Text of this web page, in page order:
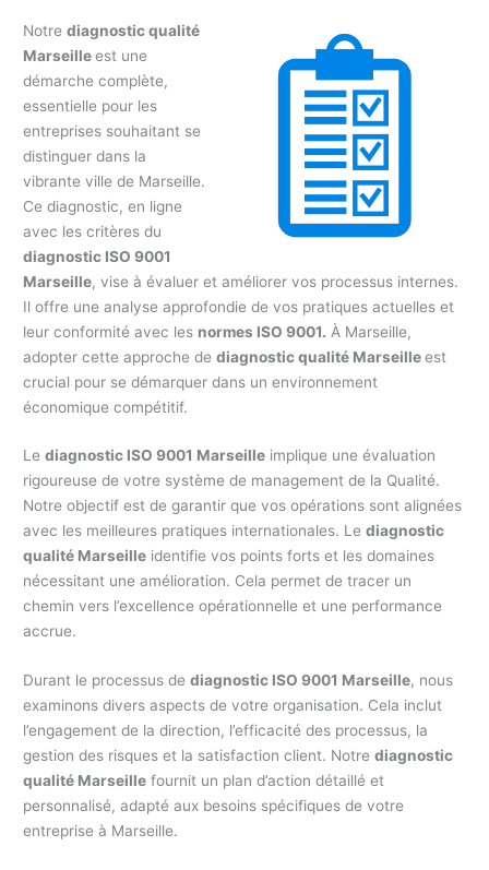
Notrediagnostic qualité
Marseilleest une
démarche complète,
essentielle pour les
entreprises souhaitant se
distinguer dans la
vibrante ville de Marseille.
Ce diagnostic, en ligne
avec les critères du
diagnostic ISO 9001
Marseille, vise à évaluer et améliorer vos processus internes.
Il offre une analyse approfondie de vos pratiques actuelles et
leur conformité avec les normes ISO 9001. À Marseille,
adopter cette approche dediagnostic qualité Marseilleest
crucial pour se démarquer dans un environnement
économique compétitif.
Lediagnostic ISO 9001 Marseille implique une évaluation
rigoureuse de votre système de management de la Qualité.
Notre objectif est de garantir que vos opérations sont alignées
avec les meilleures pratiques internationales. Lediagnostic
qualité Marseille identifie vos points forts et les domaines
nécessitant une amélioration. Cela permet de tracer un
chemin vers l’excellence opérationnelle et une performance
accrue.
Durant le processus dediagnostic ISO 9001 Marseille, nous
examinons divers aspects de votre organisation. Cela inclut
l’engagement de la direction, l’efficacité des processus, la
gestion des risques et la satisfaction client. Notrediagnostic
qualité Marseille fournit un plan d’action détaillé et
personnalisé, adapté aux besoins spécifiques de votre
entreprise à Marseille.